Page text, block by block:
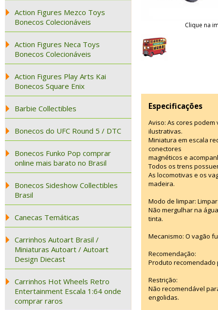
Action Figures Mezco Toys
Bonecos Colecionáveis
Action Figures Neca Toys
Bonecos Colecionáveis
Action Figures Play Arts Kai
Bonecos Square Enix
Barbie Collectibles
Bonecos do UFC Round 5 / DTC
Bonecos Funko Pop comprar
online mais barato no Brasil
Bonecos Sideshow Collectibles
Brasil
Canecas Temáticas
Carrinhos Autoart Brasil /
Miniaturas Autoart / Autoart
Design Diecast
Carrinhos Hot Wheels Retro
Entertainment Escala 1:64 onde
comprar raros
Clique na
Especificações
Aviso: As cores
ilustrativas.
Miniatura em escala
conectores
magnéticos e
Todos os trens
As locomotivas e os
madeira.
Modo de limpar:
Não mergulhar na
tinta.
Mecanismo: O vagão
Recomendação:
Produto recomendado
Restrição:
Não recomendável
engolidas.